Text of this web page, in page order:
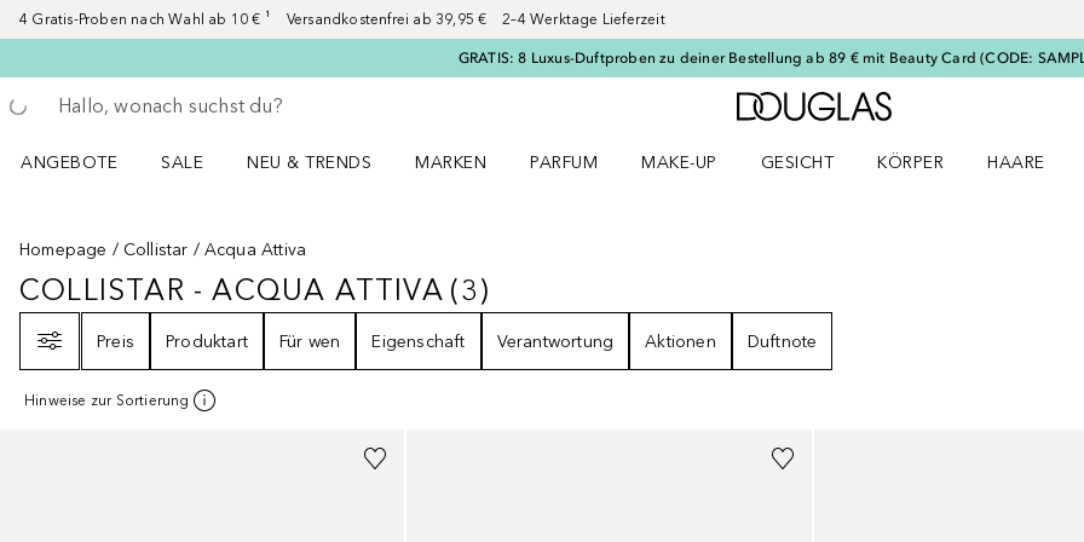
4 Gratis-Proben nach Wahl ab 10 € ¹ Versandkostenfrei ab 39,95 € 2–4 Werktage Lieferzeit
GRATIS: 8 Luxus-Duftproben zu deiner Bestellung ab 89 € mit Beauty Card (CODE:
Gehe zurück
Suche ausführen
Zur Douglas Startseite
ANGEBOTE
SALE
NEU & TRENDS
MARKEN
PARFUM
MAKE-UP
GESICHT
KÖRPER
HAARE
Homepage Collistar Acqua Attiva
COLLISTAR - ACQUA ATTIVA3
COLLISTAR - ACQUA ATTIVA (3)
Preis
Produktart Für wen Eigenschaft Verantwortung Aktionen Duftnote
Hinweise zur Sortierung